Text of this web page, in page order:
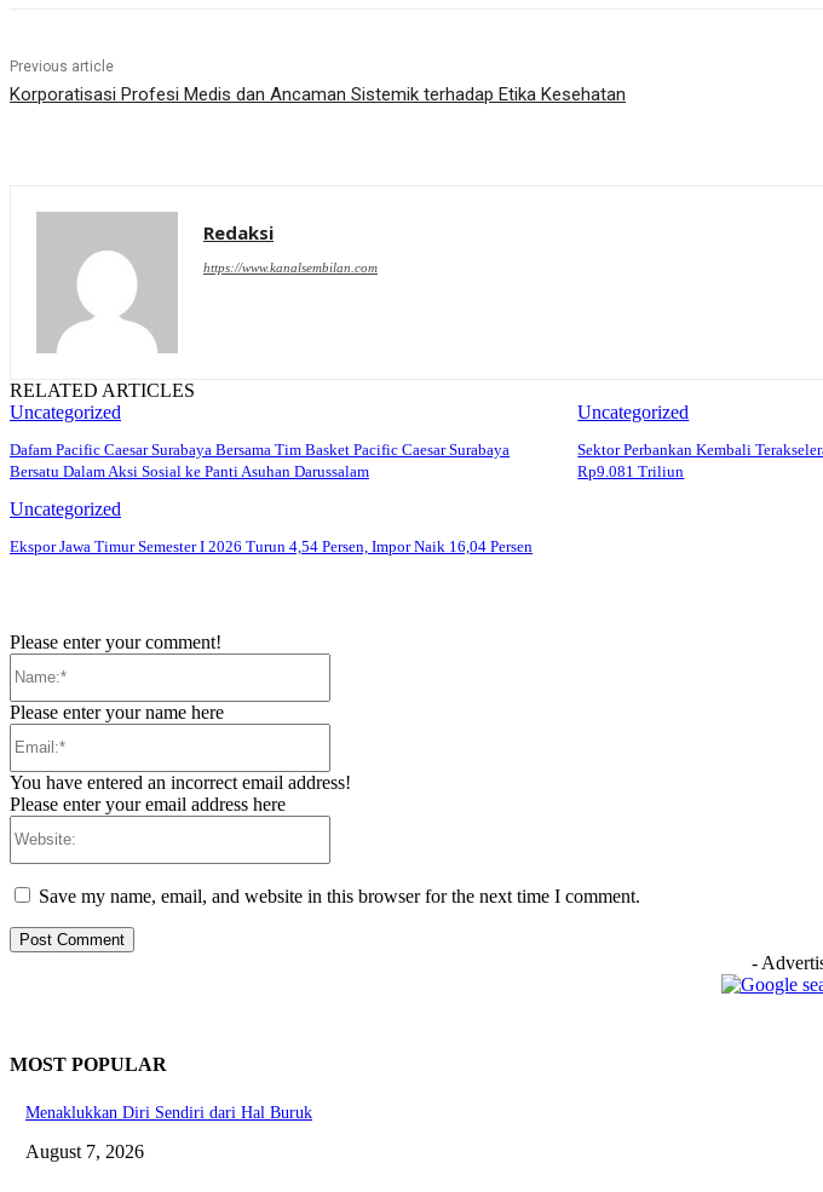
Previous article
Korporatisasi Profesi Medis dan Ancaman Sistemik terhadap Etika Kesehatan
Redaksi
https://www.kanalsembilan.com
RELATED ARTICLES
Uncategorized
Dafam Pacific Caesar Surabaya Bersama Tim Basket Pacific Caesar Surabaya
Bersatu Dalam Aksi Sosial ke Panti Asuhan Darussalam
Uncategorized
Sektor Perbankan Kembali
Rp9.081 Triliun
Uncategorized
Ekspor Jawa Timur Semester I 2026 Turun 4,54 Persen, Impor Naik 16,04 Persen
Please enter your comment!
Please enter your name here
You have entered an incorrect email address!
Please enter your email address here
Save my name, email, and website in this browser for the next time I comment.
-
MOST POPULAR
Menaklukkan Diri Sendiri dari Hal Buruk
August 7, 2026